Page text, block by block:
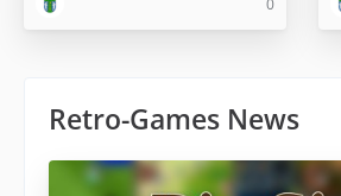
0
Retro-Games News